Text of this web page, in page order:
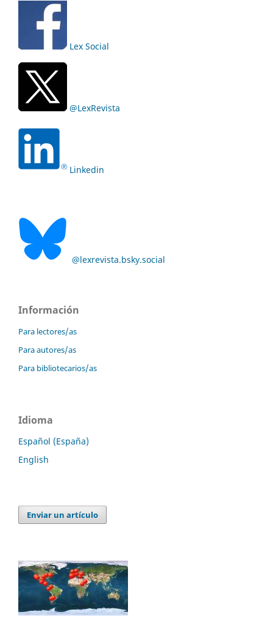
Lex Social
@LexRevista
Linkedin
@lexrevista.bsky.social
Información
Para lectores/as
Para autores/as
Para bibliotecarios/as
Idioma
Español (España)
English
Enviar un artículo